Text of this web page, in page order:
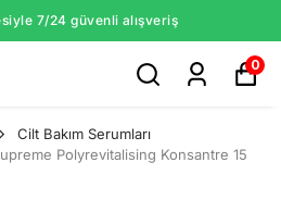
7/24 güvenli alışveriş
0
Cilt Bakım Serumları
Polyrevitalising Konsantre 15